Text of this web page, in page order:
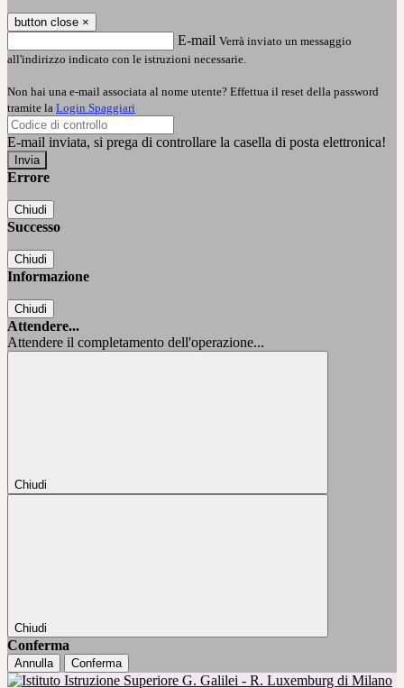
button close ×
E-mail Verrà inviato un messaggio
all'indirizzo indicato con le istruzioni necessarie.
Non hai una e-mail associata al nome utente? Effettua il reset della password
tramite la Login Spaggiari
E-mail inviata, si prega di controllare la casella di posta elettronica!
Errore
Chiudi
Successo
Chiudi
Informazione
Chiudi
Attendere...
Attendere il completamento dell'operazione...
Chiudi
Chiudi
Conferma
Annulla Conferma